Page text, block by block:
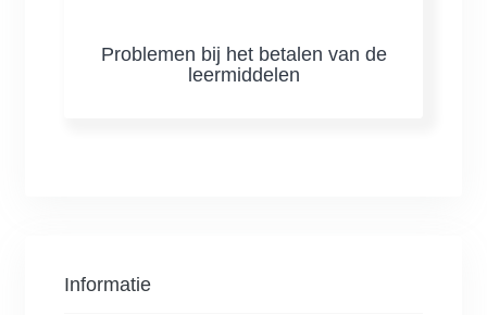
Problemen bij het betalen van de
leermiddelen
Informatie